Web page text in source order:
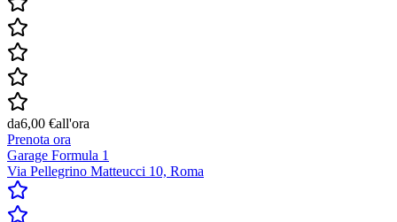
da6,00 €all'ora
Prenota ora
Garage Formula 1
Via Pellegrino Matteucci 10, Roma